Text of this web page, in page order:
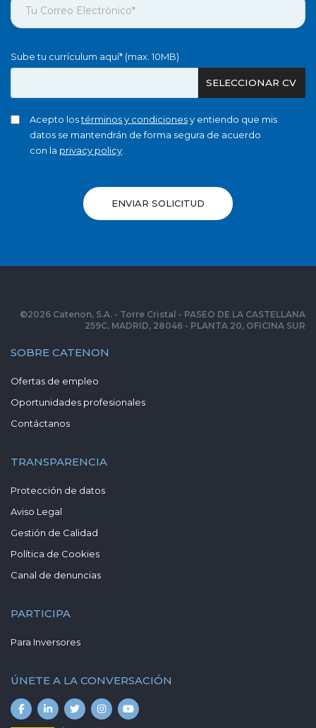
Sube tu currículum aquí* (max. 10MB)
SELECCIONAR CV
Acepto lostérminos y condicionesy entiendo que mis
datos se mantendrán de forma segura de acuerdo
con la privacy policy
ENVIAR SOLICITUD
SOBRE CATENON
Ofertas de empleo
Oportunidades profesionales
Contáctanos
TRANSPARENCIA
Protección de datos
Aviso Legal
Gestión de Calidad
Política de Cookies
Canal de denuncias
PARTICIPA
Para Inversores
ÚNETE A LA CONVERSACIÓN
©2026 Catenon, S.A. - Torre Cristal - PASEO DE LA CASTELLANA
259C, MADRID, 28046 - PLANTA 20, OFICINA SUR